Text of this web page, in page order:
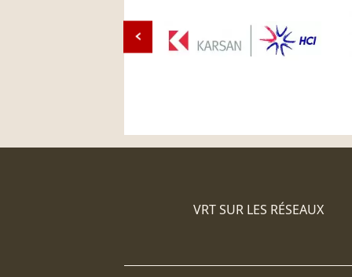
VRT SUR LES RÉSEAUX